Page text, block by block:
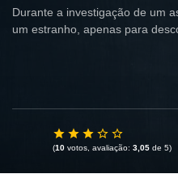
Durante a investigação de um
um estranho, apenas para
(10 votos, avaliação: 3,05 de 5)